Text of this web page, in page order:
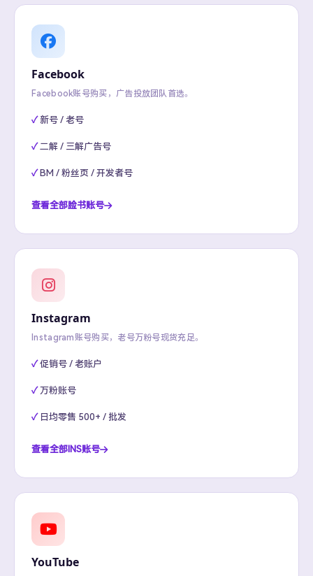
Facebook
Facebook账号购买，广告投放团队首选。
新号 / 老号
二解 / 三解广告号
BM / 粉丝页 / 开发者号
查看全部脸书账号
Instagram
Instagram账号购买，老号万粉号现货充足。
促销号 / 老账户
万粉账号
日均零售 500+ / 批发
查看全部INS账号
YouTube